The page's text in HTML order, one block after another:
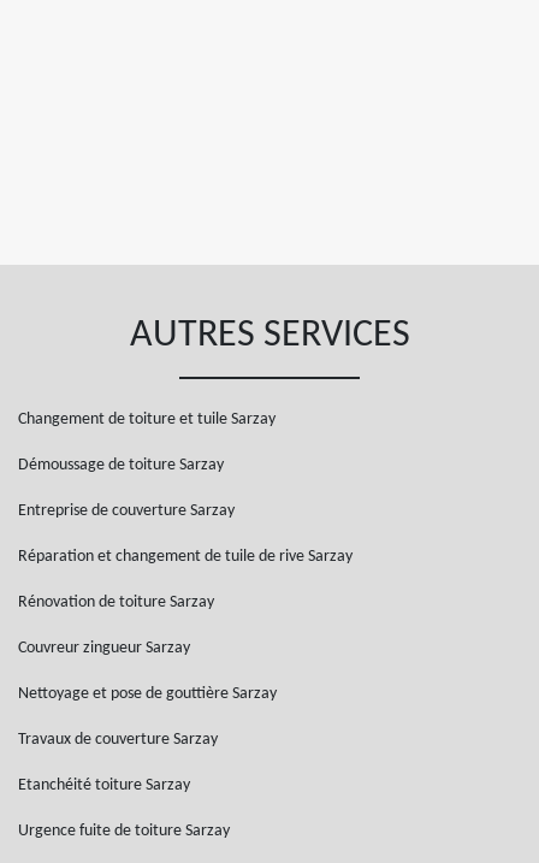
AUTRES SERVICES
Changement de toiture et tuile Sarzay
Démoussage de toiture Sarzay
Entreprise de couverture Sarzay
Réparation et changement de tuile de rive Sarzay
Rénovation de toiture Sarzay
Couvreur zingueur Sarzay
Nettoyage et pose de gouttière Sarzay
Travaux de couverture Sarzay
Etanchéité toiture Sarzay
Urgence fuite de toiture Sarzay